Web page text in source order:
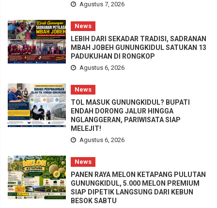
Agustus 7, 2026
News
LEBIH DARI SEKADAR TRADISI, SADRANAN
MBAH JOBEH GUNUNGKIDUL SATUKAN 13
PADUKUHAN DI RONGKOP
Agustus 6, 2026
News
TOL MASUK GUNUNGKIDUL? BUPATI
ENDAH DORONG JALUR HINGGA
NGLANGGERAN, PARIWISATA SIAP
MELEJIT!
Agustus 6, 2026
News
PANEN RAYA MELON KETAPANG PULUTAN
GUNUNGKIDUL, 5.000 MELON PREMIUM
SIAP DIPETIK LANGSUNG DARI KEBUN
BESOK SABTU